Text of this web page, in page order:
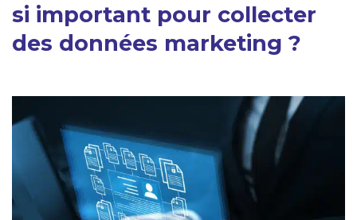
si important pour collecter
des données marketing ?